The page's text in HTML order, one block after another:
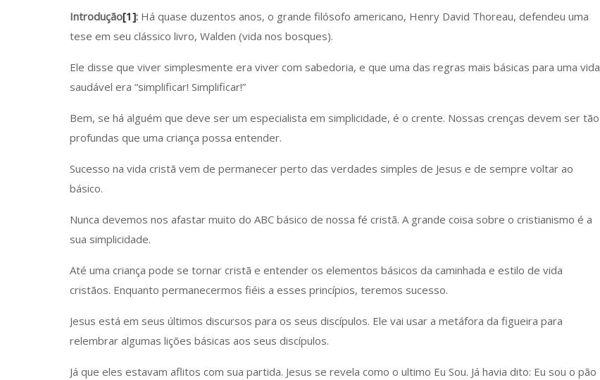
Introdução[1]: Há quase duzentos anos, o grande filósofo americano, Henry David Thoreau, defendeu uma
tese em seu clássico livro, Walden (vida nos bosques).
Ele disse que viver simplesmente era viver com sabedoria, e que uma das regras mais básicas para uma vida
saudável era “simplificar! Simplificar!”
Bem, se há alguém que deve ser um especialista em simplicidade, é o crente. Nossas crenças devem ser tão
profundas que uma criança possa entender.
Sucesso na vida cristã vem de permanecer perto das verdades simples de Jesus e de sempre voltar ao
básico.
Nunca devemos nos afastar muito do ABC básico de nossa fé cristã. A grande coisa sobre o cristianismo é a
sua simplicidade.
Até uma criança pode se tornar cristã e entender os elementos básicos da caminhada e estilo de vida
cristãos. Enquanto permanecermos fiéis a esses princípios, teremos sucesso.
Jesus está em seus últimos discursos para os seus discípulos. Ele vai usar a metáfora da figueira para
relembrar algumas lições básicas aos seus discípulos.
Já que eles estavam aflitos com sua partida. Jesus se revela como o ultimo Eu Sou. Já havia dito: Eu sou o pão